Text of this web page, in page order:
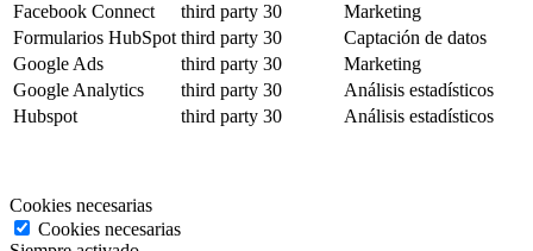
Facebook Connect
third party 30
Marketing
Formularios HubSpot third party 30
Captación de datos
Google Ads
third party 30
Marketing
Google Analytics
third party 30
Análisis estadísticos
Hubspot
third party 30 Análisis estadísticos
Cookies necesarias
Cookies necesarias